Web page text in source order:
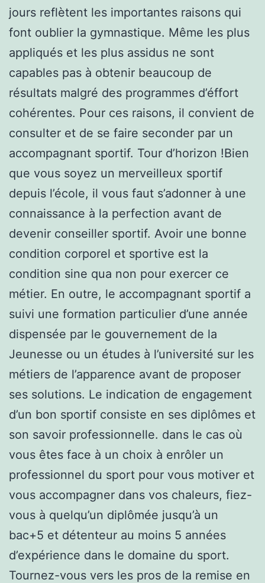
jours reflètent les importantes raisons qui
font oublier la gymnastique. Même les plus
appliqués et les plus assidus ne sont
capables pas à obtenir beaucoup de
résultats malgré des programmes d’éffort
cohérentes. Pour ces raisons, il convient de
consulter et de se faire seconder par un
accompagnant sportif. Tour d’horizon !Bien
que vous soyez un merveilleux sportif
depuis l’école, il vous faut s’adonner à une
connaissance à la perfection avant de
devenir conseiller sportif. Avoir une bonne
condition corporel et sportive est la
condition sine qua non pour exercer ce
métier. En outre, le accompagnant sportif a
suivi une formation particulier d’une année
dispensée par le gouvernement de la
Jeunesse ou un études à l’université sur les
métiers de l’apparence avant de proposer
ses solutions. Le indication de engagement
d’un bon sportif consiste en ses diplômes et
son savoir professionnelle. dans le cas où
vous êtes face à un choix à enrôler un
professionnel du sport pour vous motiver et
vous accompagner dans vos chaleurs, fiez-
vous à quelqu’un diplômée jusqu’à un
bac+5 et détenteur au moins 5 années
d’expérience dans le domaine du sport.
Tournez-vous vers les pros de la remise en